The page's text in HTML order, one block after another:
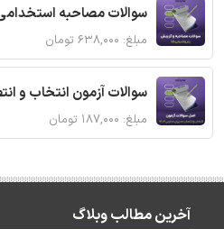
سوالات مصاحبه
مبلغ: ۶۳۸,۰۰۰ تومان
سوالات آزمون انتخاب و انتصاب مدیران
مبلغ: ۱۸۷,۰۰۰ تومان
آخرین مطالب وبلاگ